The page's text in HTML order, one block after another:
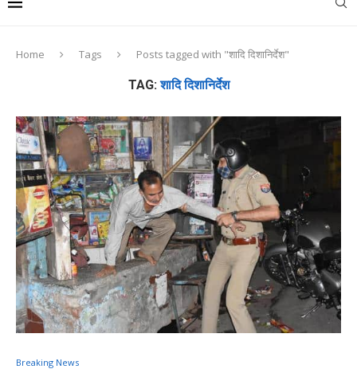
Home Tags Posts tagged with "शादि दिशानिर्देश"
TAG:शादि दिशानिर्देश
Breaking News